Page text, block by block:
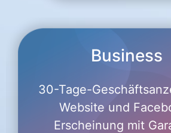
Business
30-Tage-
Website und
Erscheinung mit